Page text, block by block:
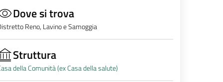
Dove si trova
Reno, Lavino e Samoggia
Struttura
della Comunità (ex Casa della salute)